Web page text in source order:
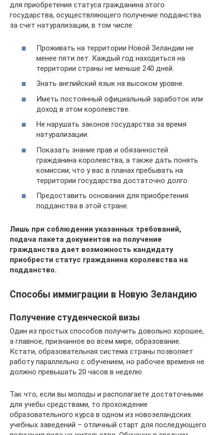
для приобретения статуса гражданина этого
государства, осуществляющего получение подданства
за счет натурализации, в том числе:
Проживать на территории Новой Зеландии не
менее пяти лет. Каждый год находиться на
территории страны не меньше 240 дней.
Знать английский язык на высоком уровне.
Иметь постоянный официальный заработок или
доход в этом королевстве.
Не нарушать законов государства за время
натурализации.
Показать знание прав и обязанностей
гражданина королевства, а также дать понять
комиссии, что у вас в планах пребывать на
территории государства достаточно долго.
Предоставить основания для приобретения
подданства в этой стране.
Лишь при соблюдении указанных требований,
подача пакета документов на получение
гражданства дает возможность кандидату
приобрести статус гражданина королевства на
подданство.
Способы иммиграции в Новую Зеландию
Получение студенческой визы
Один из простых способов получить довольно хорошее,
а главное, признанное во всем мире, образование.
Кстати, образовательная система страны позволяет
работу параллельно с обучением, но рабочее временя не
должно превышать 20 часов в неделю.
Так что, если вы молоды и располагаете достаточными
для учебы средствами, то прохождение
образовательного курса в одном из новозеландских
учебных заведений – отличный старт для последующего